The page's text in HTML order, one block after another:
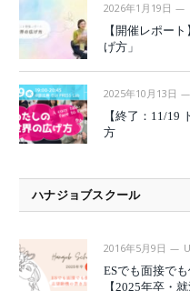
2026年1月19日
【開催レポー
げ方」
2025年10月13日
【終了：11/19
方
ハナジョブスクール
2016年5月9日
ESでも面接で
【2025年卒・